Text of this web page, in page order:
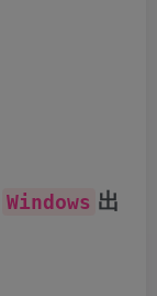
Windows 出